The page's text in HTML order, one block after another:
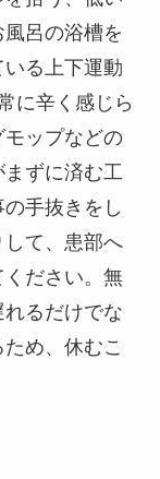
呂の浴槽を
る上下運動
に辛く感じら
ップなどの
ずに済む工
手抜きをし
て、患部へ
ださい。無
るだけでな
め、休むこ